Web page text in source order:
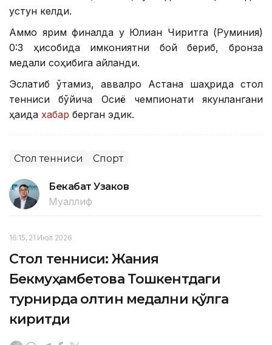
устун келди.
Аммо ярим финалда у Юлиан Чиритга (Руминия)
0:3 ҳисобида имкониятни бой бериб, бронза
медали соҳибига айланди.
Эслатиб ўтамиз, аввалроқ Астана шаҳрида стол
тенниси бўйича Осиё чемпионати якунлангани
ҳақида хабар берган эдик.
Стол тенниси Спорт
Бекабат Узаков
Муаллиф
16:15, 21 Июл 2026
Стол тенниси: Жания
Бекмуҳамбетова Тошкентдаги
турнирда олтин медални қўлга
киритди